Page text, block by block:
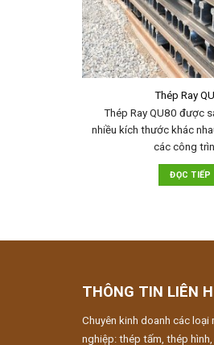
Thép Ray
Thép Ray QU80 được
nhiều kích thước khác
các công
ĐỌC TIẾP
THÔNG TIN LIÊN
Chuyên kinh doanh các
nghiệp: thép tấm, thép